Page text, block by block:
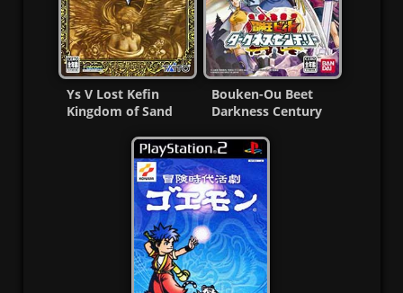
Ys V Lost Kefin
Kingdom of Sand
Bouken-Ou Beet
Darkness Century